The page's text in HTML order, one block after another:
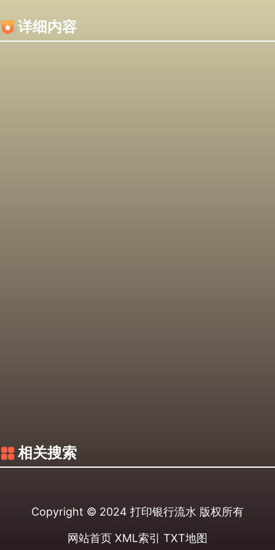
详细内容
相关搜索
Copyright © 2024 打印银行流水 版权所有
网站首页 XML索引 TXT地图